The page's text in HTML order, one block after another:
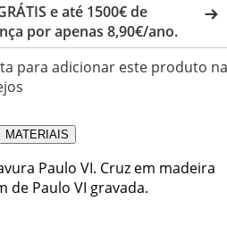
e até 1500€ de
por apenas 8,90€/ano.
para adicionar este produto na
MATERIAIS
Paulo VI. Cruz em madeira
de Paulo VI gravada.